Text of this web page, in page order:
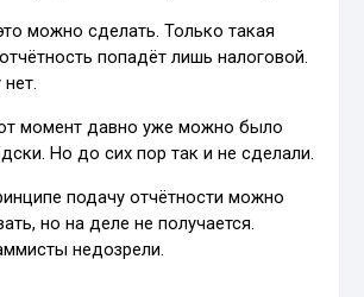
можно сделать. Только такая
попадёт лишь налоговой.
момент давно уже можно было
Но до сих пор так и не сделали.
подачу отчётности можно
но на деле не получается.
недозрели.